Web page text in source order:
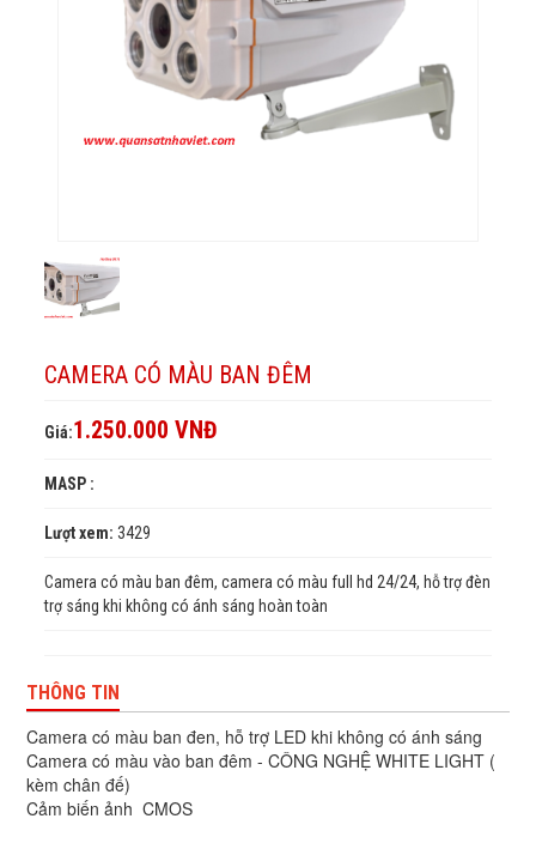
CAMERA CÓ MÀU BAN ĐÊM
Giá:1.250.000 VNĐ
MASP :
Lượt xem: 3429
Camera có màu ban đêm, camera có màu full hd 24/24, hỗ trợ đèn
trợ sáng khi không có ánh sáng hoàn toàn
THÔNG TIN
Camera có màu ban đen, hỗ trợ LED khi không có ánh sáng
Camera có màu vào ban đêm - CÔNG NGHỆ WHITE LIGHT (
kèm chân đế)
Cảm biến ảnh CMOS